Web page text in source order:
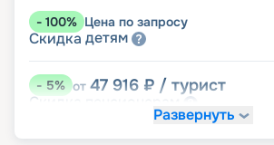
- 100% Цена по запросу
Скидка детям
-5% от 47 916 ₽ / турист
Скидка
Развернуть